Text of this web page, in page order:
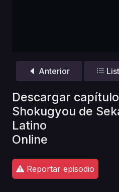
Anterior
Descargar
Shokugyou de
Latino
Online
Reportar episodio